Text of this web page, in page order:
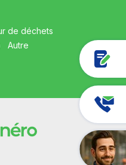
de déchets
Autre